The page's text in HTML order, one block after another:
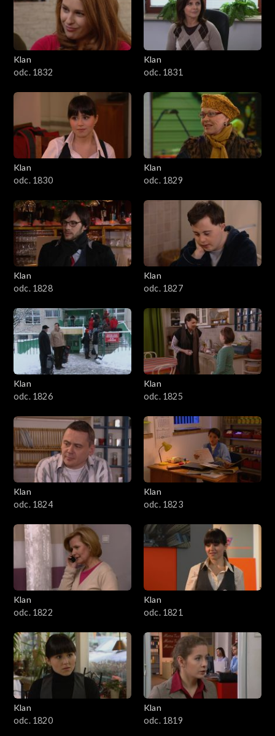
Klan
odc. 1832
Klan
odc. 1831
Klan
odc. 1830
Klan
odc. 1829
Klan
odc. 1828
Klan
odc. 1827
Klan
odc. 1826
Klan
odc. 1825
Klan
odc. 1824
Klan
odc. 1823
Klan
odc. 1822
Klan
odc. 1821
Klan
odc. 1820
Klan
odc. 1819